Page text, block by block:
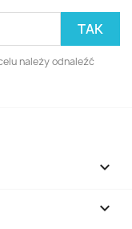
należy odnaleźć

